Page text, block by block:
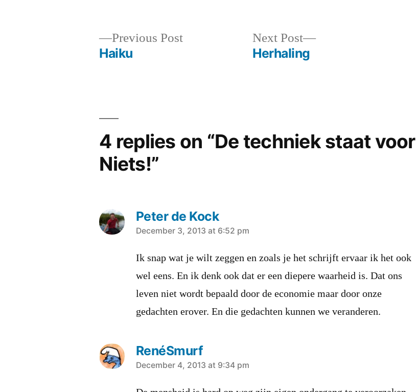
Previous PostPrevious
Haiku
Next Post
Next
Herhaling
4 replies on “De techniek staat voor
Niets!”
Peter de Kock
says:
December 3, 2013 at 6:52 pm
Ik snap wat je wilt zeggen en zoals je het schrijft ervaar ik het ook
wel eens. En ik denk ook dat er een diepere waarheid is. Dat ons
leven niet wordt bepaald door de economie maar door onze
gedachten erover. En die gedachten kunnen we veranderen.
RenéSmurf
says:
December 4, 2013 at 9:34 pm